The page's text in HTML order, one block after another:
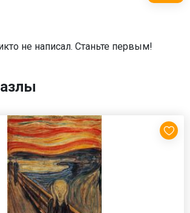
не написал. Станьте первым!